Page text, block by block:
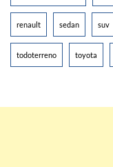
renault sedan suv
todoterreno toyota